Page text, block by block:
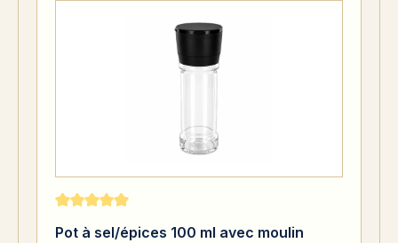
Note moyenne de 5 sur 5 étoiles
Pot à sel/épices 100 ml avec moulin